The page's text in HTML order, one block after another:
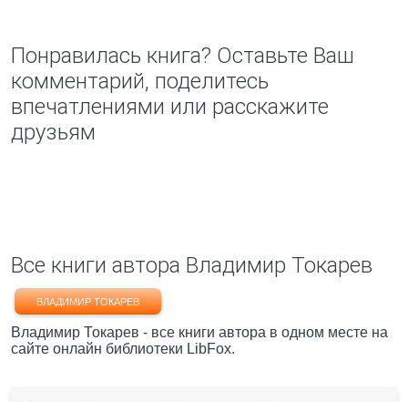
Понравилась книга? Оставьте Ваш
комментарий, поделитесь
впечатлениями или расскажите
друзьям
Все книги автора Владимир Токарев
ВЛАДИМИР ТОКАРЕВ
Владимир Токарев - все книги автора в одном месте на
сайте онлайн библиотеки LibFox.